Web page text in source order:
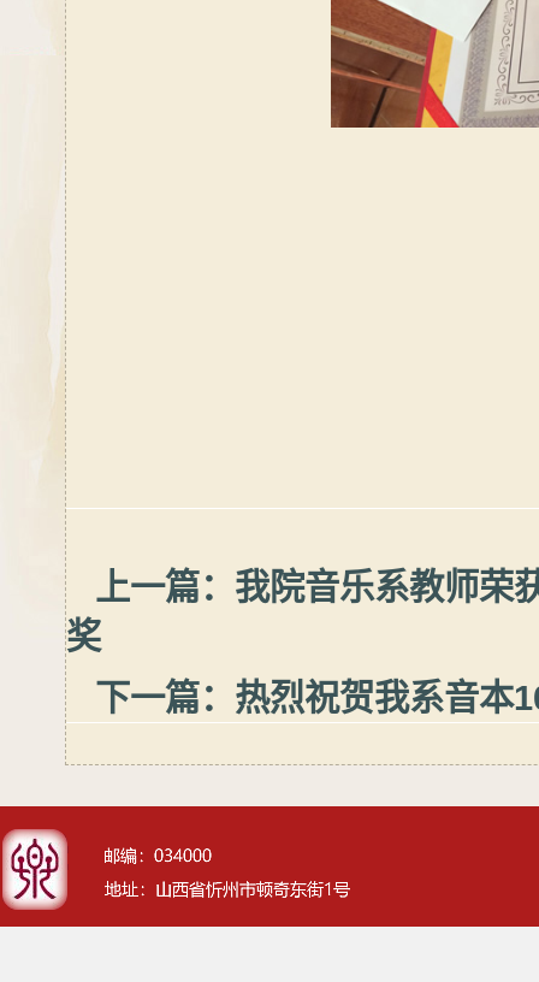
上一篇： 我院音乐系教师荣
奖
下一篇： 热烈祝贺我系音本